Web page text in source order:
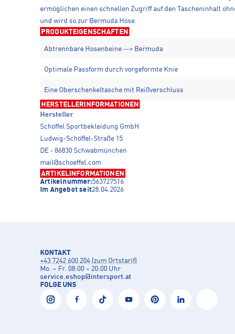
ermöglichen einen schnellen Zugriff auf den Tascheninhalt
und wird so zur Bermuda Hose.
PRODUKTEIGENSCHAFTEN
Abtrennbare Hosenbeine --> Bermuda
Optimale Passform durch vorgeformte Knie
Eine Oberschenkeltasche mit Reißverschluss
HERSTELLERINFORMATIONEN
Hersteller
Schöffel Sportbekleidung GmbH
Ludwig-Schöffel-Straße 15
DE - 86830 Schwabmünchen
mail@schoeffel.com
ARTIKELINFORMATIONEN
Artikelnummer:563727516
Im Angebot seit28.04.2026
KONTAKT
+43 7242 600 204 (zum Ortstarif)
Mo. – Fr. 08:00 – 20:00 Uhr
service.eshop@intersport.at
FOLGE UNS